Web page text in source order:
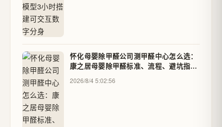
怀化母婴除甲醛公司测甲醛中心怎么选：
康之居母婴除甲醛标准、流程、避坑指南
- 信誉隆金银铂奢回收
2026/8/4 5:02:56